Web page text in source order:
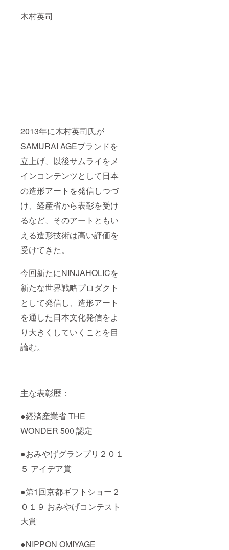
木村英司
2013年に木村英司氏が
SAMURAI AGEブランドを
立上げ、以後サムライをメ
インコンテンツとして日本
の造形アートを発信しつづ
け、経産省から表彰を受け
るなど、そのアートともい
える造形技術は高い評価を
受けてきた。
今回新たにNINJAHOLICを
新たな世界戦略プロダクト
として発信し、造形アート
を通した日本文化発信をよ
り大きくしていくことを目
論む。
主な表彰歴：
●経済産業省 THE
WONDER 500 認定
●おみやげグランプリ２０１
５ アイデア賞
●第1回京都ギフトショー２
０１９ おみやげコンテスト
大賞
●NIPPON OMIYAGE